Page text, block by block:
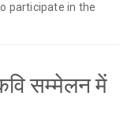
participate in the
सम्मेलन में